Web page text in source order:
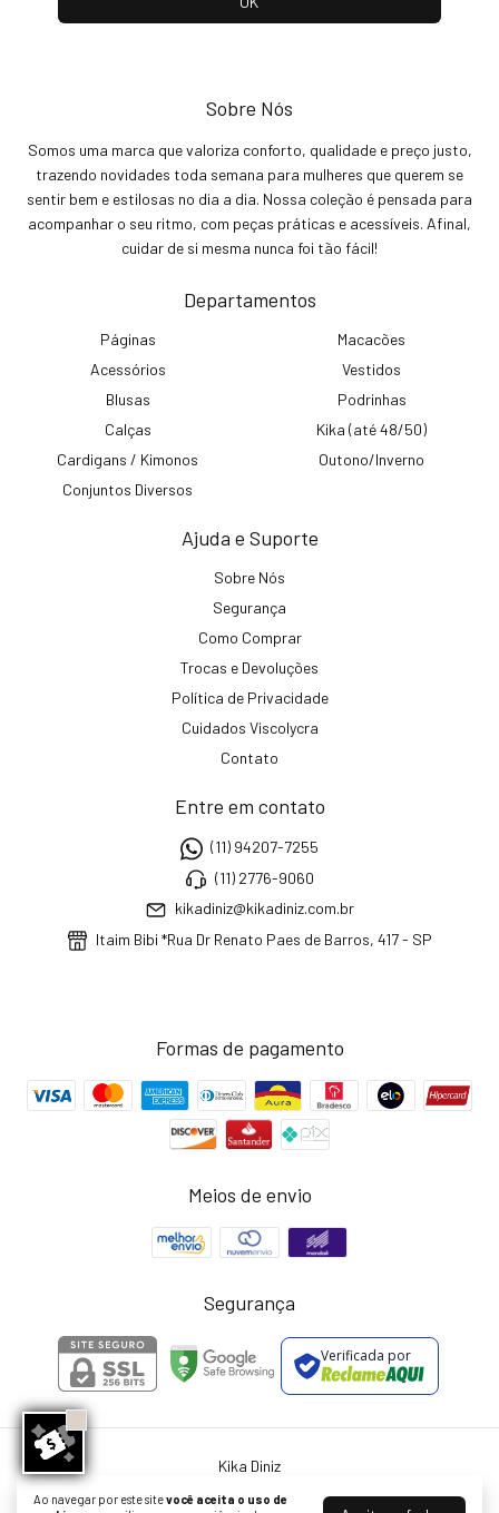
Ao navegar por este sitevocê aceita o uso de
Sobre Nós
Somos uma marca que valoriza conforto, qualidade e preço justo,
trazendo novidades toda semana para mulheres que querem se
sentir bem e estilosas no dia a dia. Nossa coleção é pensada para
acompanhar o seu ritmo, com peças práticas e acessíveis. Afinal,
cuidar de si mesma nunca foi tão fácil!
Departamentos
Páginas
Acessórios
Blusas
Calças
Cardigans / Kimonos
Conjuntos Diversos
Macacões
Vestidos
Podrinhas
Kika (até 48/50)
Outono/Inverno
Ajuda e Suporte
Sobre Nós
Segurança
Como Comprar
Trocas e Devoluções
Política de Privacidade
Cuidados Viscolycra
Contato
Entre em contato
(11) 94207-7255
(11) 2776-9060
kikadiniz@kikadiniz.com.br
Itaim Bibi *Rua Dr Renato Paes de Barros, 417 - SP
Formas de pagamento
Meios de envio
Segurança
Verificada por
Kika Diniz
©2026. Kika Diniz - 13055913000157. Todos os direitos reservados.